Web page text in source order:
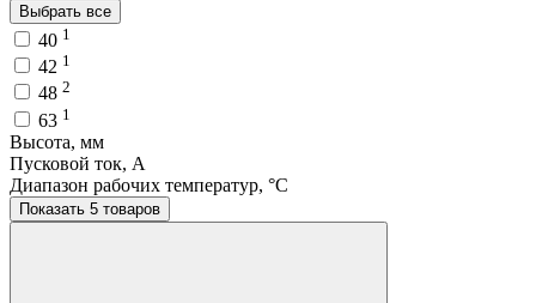
Выбрать все
40 1
42 1
48 2
63 1
Высота, мм
Пусковой ток, A
Диапазон рабочих температур, °C
Показать 5 товаров